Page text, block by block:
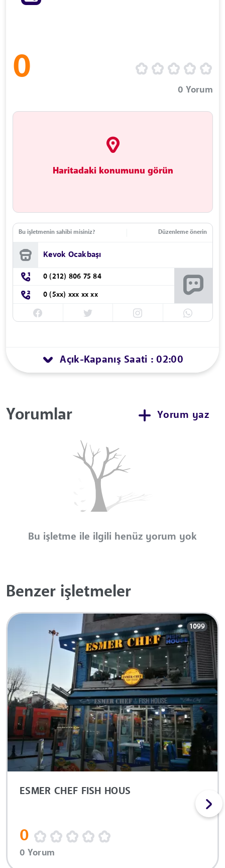
0
0 Yorum
Haritadaki konumunu görün
Bu işletmenin sahibi misiniz? Düzenleme önerin
Kevok Ocakbaşı
0 (212) 806 75 84
0 (5xx) xxx xx xx
Açık-Kapanış Saati : 02:00
Yorumlar Yorum yaz
Bu işletme ile ilgili henüz yorum yok
Benzer işletmeler
1099
ESMER CHEF FISH HOUS
0
0 Yorum